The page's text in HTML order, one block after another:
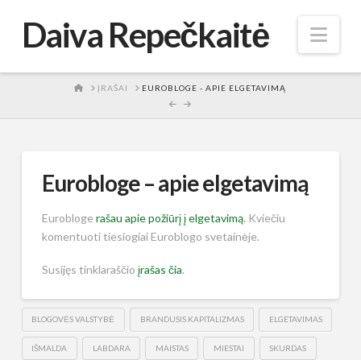
Daiva Repečkaitė
HOMEĮRAŠAI EUROBLOGE - APIE ELGETAVIMĄ
Eurobloge – apie elgetavimą
Eurobloge rašau apie požiūrį į elgetavimą. Kviečiu
komentuoti tiesiogiai Euroblogo svetainėje.
Susijęs tinklaraščio įrašas čia.
BLOGOVĖS VALSTYBĖ BRANDUSIS KAPITALIZMAS ELGETAVIMAS
IŠMALDA LABDARA MAISTAS MIESTAI SKURDAS